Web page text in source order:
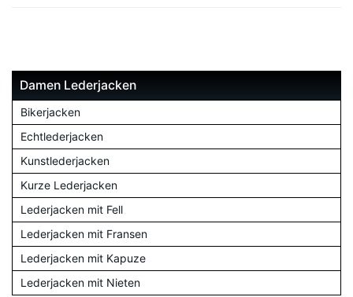
Damen Lederjacken
Bikerjacken
Echtlederjacken
Kunstlederjacken
Kurze Lederjacken
Lederjacken mit Fell
Lederjacken mit Fransen
Lederjacken mit Kapuze
Lederjacken mit Nieten